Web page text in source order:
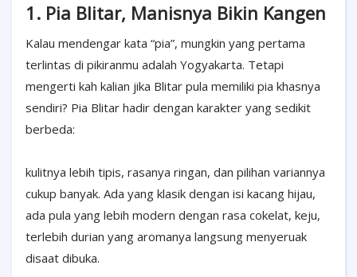
1. Pia Blitar, Manisnya Bikin Kangen
Kalau mendengar kata “pia”, mungkin yang pertama
terlintas di pikiranmu adalah Yogyakarta. Tetapi
mengerti kah kalian jika Blitar pula memiliki pia khasnya
sendiri? Pia Blitar hadir dengan karakter yang sedikit
berbeda:
kulitnya lebih tipis, rasanya ringan, dan pilihan variannya
cukup banyak. Ada yang klasik dengan isi kacang hijau,
ada pula yang lebih modern dengan rasa cokelat, keju,
terlebih durian yang aromanya langsung menyeruak
disaat dibuka.